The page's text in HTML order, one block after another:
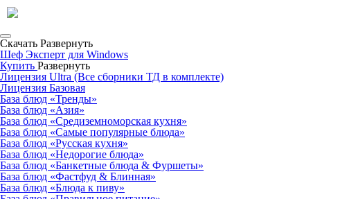
Скачать Развернуть
Шеф Эксперт для Windows
Купить Развернуть
Лицензия Ultra (Все сборники ТД в комплекте)
Лицензия Базовая
База блюд «Тренды»
База блюд «Азия»
База блюд «Средиземноморская кухня»
База блюд «Самые популярные блюда»
База блюд «Русская кухня»
База блюд «Недорогие блюда»
База блюд «Банкетные блюда & Фуршеты»
База блюд «Фастфуд & Блинная»
База блюд «Блюда к пиву»